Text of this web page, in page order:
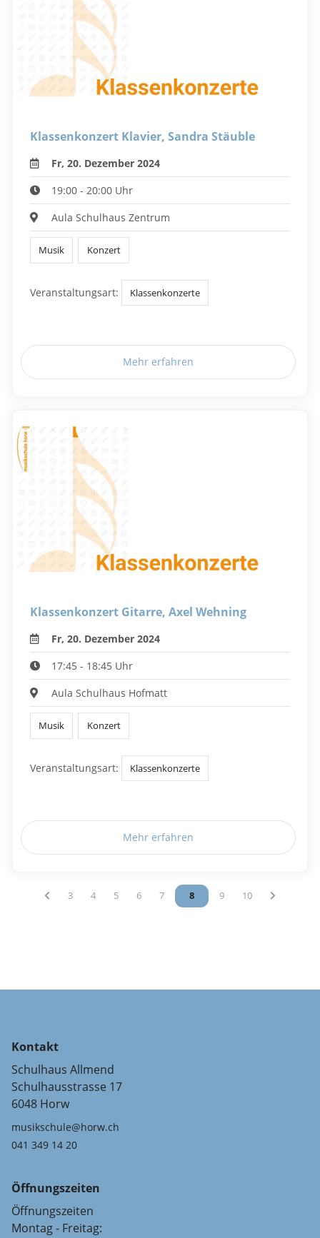
Klassenkonzert Klavier, Sandra Stäuble
Fr, 20. Dezember 2024
19:00 - 20:00 Uhr
Aula Schulhaus Zentrum
Musik Konzert
Veranstaltungsart: Klassenkonzerte
Mehr erfahren
Klassenkonzert Gitarre, Axel Wehning
Fr, 20. Dezember 2024
17:45 - 18:45 Uhr
Aula Schulhaus Hofmatt
Musik Konzert
Veranstaltungsart: Klassenkonzerte
Mehr erfahren
Vous êtes sur la page
3 Vous êtes sur la page
4 Vous êtes sur la page
5 Vous êtes sur la page
6 Vous êtes sur la page
7 Vous êtes sur la page
8 Vous êtes sur la page
9 Vous êtes sur la
10
Kontakt
Schulhaus Allmend
Schulhausstrasse 17
6048 Horw
musikschule@horw.ch
041 349 14 20
Öffnungszeiten
Öffnungszeiten
Montag - Freitag: